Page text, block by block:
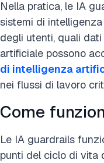
Nella pratica, le IA
sistemi di
degli utenti, quali
artificiale possono
di intelligenza
nei flussi di lavoro
Come
Le IA guardrails
punti del ciclo di vita